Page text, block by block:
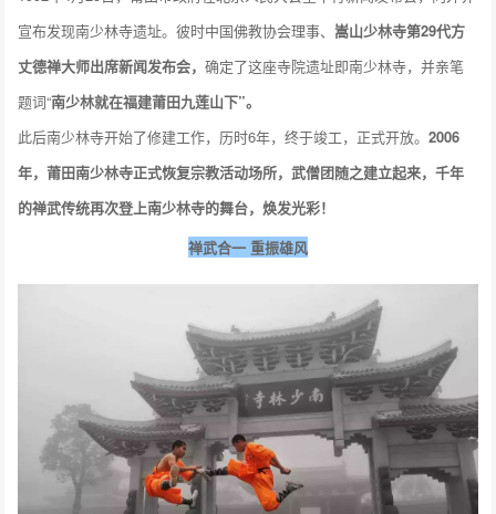
宣布发现南少林寺遗址。彼时中国佛教协会理事、嵩山少林寺第29代方
丈德禅大师出席新闻发布会，确定了这座寺院遗址即南少林寺，并亲笔
题词“南少林就在福建莆田九莲山下”。
此后南少林寺开始了修建工作，历时6年，终于竣工，正式开放。2006
年，莆田南少林寺正式恢复宗教活动场所，武僧团随之建立起来，千年
的禅武传统再次登上南少林寺的舞台，焕发光彩！
禅武合一 重振雄风